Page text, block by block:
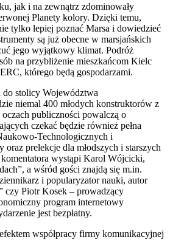
jak i na zewnątrz zdominowały
Planety kolory. Dzięki temu,
tylko lepiej poznać Marsa i dowiedzieć
są już obecne w marsjańskich
jego wyjątkowy klimat. Podróż
na przybliżenie mieszkańcom Kielc
którego będą gospodarzami.
stolicy Województwa
niemal 400 młodych konstruktorów z
publiczności powalczą o
czekać będzie również pełna
Technologicznych i
oraz prelekcje dla młodszych i starszych
wystąpi Karol Wójcicki,
a wśród gości znajdą się m.in.
i popularyzator nauki, autor
czy Piotr Kosek – prowadzący
program internetowy
jest bezpłatny.
współpracy firmy komunikacyjnej